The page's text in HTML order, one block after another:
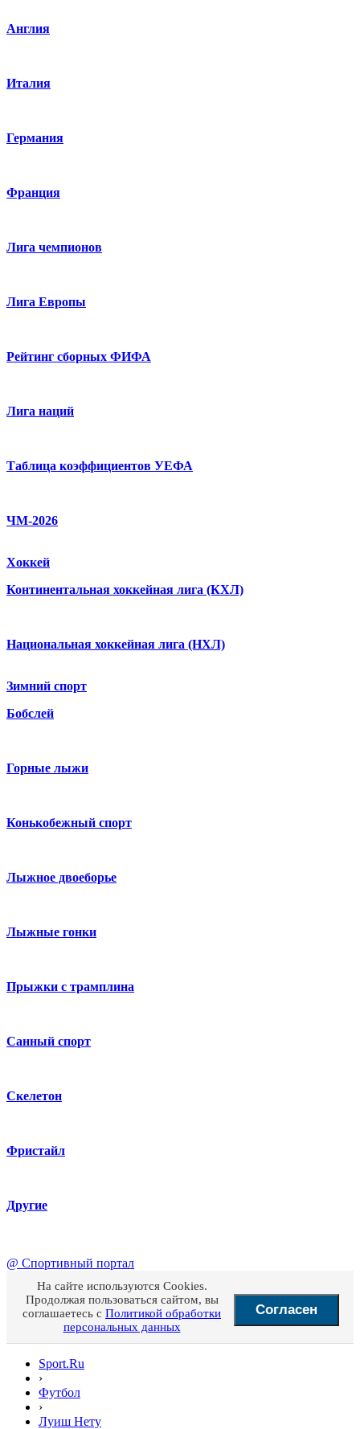
Англия
Италия
Германия
Франция
Лига чемпионов
Лига Европы
Рейтинг сборных ФИФА
Лига наций
Таблица коэффициентов УЕФА
ЧМ-2026
Хоккей
Континентальная хоккейная лига (КХЛ)
Национальная хоккейная лига (НХЛ)
Зимний спорт
Бобслей
Горные лыжи
Конькобежный спорт
Лыжное двоеборье
Лыжные гонки
Прыжки с трамплина
Санный спорт
Скелетон
Фристайл
Другие
@ Спортивный портал
На сайте используются Cookies.
Продолжая пользоваться сайтом, вы
соглашаетесь с Политикой обработки
персональных данных
Согласен
Sport.Ru
›
Футбол
›
Луиш Нету